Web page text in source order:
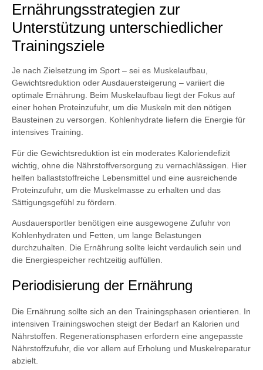
Ernährungsstrategien zur
Unterstützung unterschiedlicher
Trainingsziele
Je nach Zielsetzung im Sport – sei es Muskelaufbau,
Gewichtsreduktion oder Ausdauersteigerung – variiert die
optimale Ernährung. Beim Muskelaufbau liegt der Fokus auf
einer hohen Proteinzufuhr, um die Muskeln mit den nötigen
Bausteinen zu versorgen. Kohlenhydrate liefern die Energie für
intensives Training.
Für die Gewichtsreduktion ist ein moderates Kaloriendefizit
wichtig, ohne die Nährstoffversorgung zu vernachlässigen. Hier
helfen ballaststoffreiche Lebensmittel und eine ausreichende
Proteinzufuhr, um die Muskelmasse zu erhalten und das
Sättigungsgefühl zu fördern.
Ausdauersportler benötigen eine ausgewogene Zufuhr von
Kohlenhydraten und Fetten, um lange Belastungen
durchzuhalten. Die Ernährung sollte leicht verdaulich sein und
die Energiespeicher rechtzeitig auffüllen.
Periodisierung der Ernährung
Die Ernährung sollte sich an den Trainingsphasen orientieren. In
intensiven Trainingswochen steigt der Bedarf an Kalorien und
Nährstoffen. Regenerationsphasen erfordern eine angepasste
Nährstoffzufuhr, die vor allem auf Erholung und Muskelreparatur
abzielt.